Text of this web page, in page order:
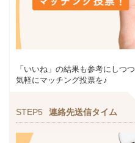
「いいね」の結果も参考にしつつ
気軽にマッチング投票を♪
STEP5 連絡先送信タイム